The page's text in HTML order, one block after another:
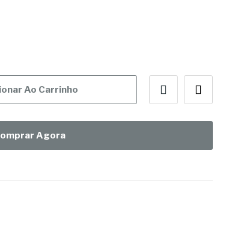
Ao Carrinho
Agora